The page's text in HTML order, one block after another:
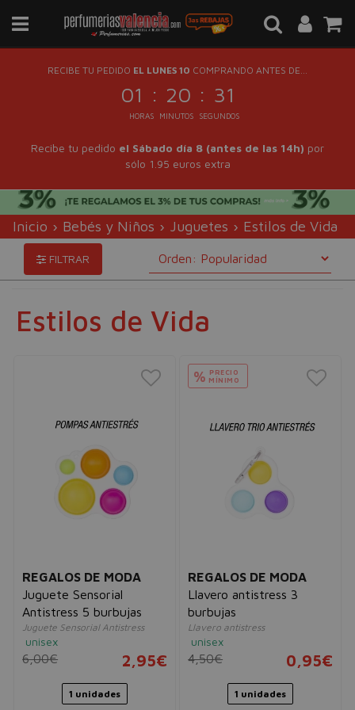
RECIBE TU PEDIDO EL LUNES 10 COMPRANDO ANTES DE...
01 : 20 : 31
HORAS MINUTOS SEGUNDOS
Recibe tu pedido el Sábado día 8 (antes de las 14h) por
sólo 1.95 euros extra
Inicio › Bebés y Niños › Juguetes › Estilos de Vida
FILTRAR
Estilos de Vida
REGALOS DE MODA
Juguete Sensorial
Antistress 5 burbujas
Juguete Sensorial Antistress
unisex
6,00€ 2,95€
1 unidades
% PRECIO
MÍNIMO
REGALOS DE MODA
Llavero antistress 3
burbujas
Llavero antistress
unisex
4,50€ 0,95€
1 unidades